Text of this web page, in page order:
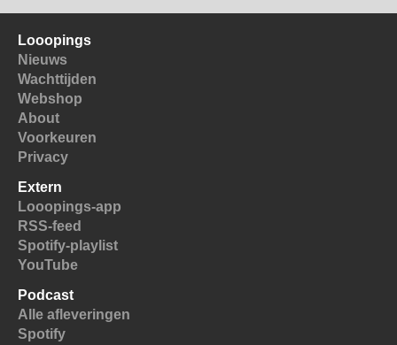
Looopings
Nieuws
Wachttijden
Webshop
About
Voorkeuren
Privacy
Extern
Looopings-app
RSS-feed
Spotify-playlist
YouTube
Podcast
Alle afleveringen
Spotify